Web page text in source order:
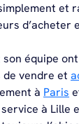
et
d’acheter
équipe
vendre et
à Paris
à Lille